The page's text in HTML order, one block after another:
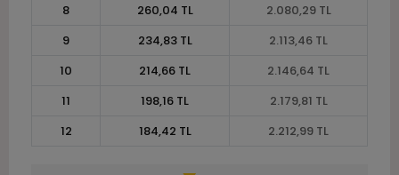
8
260,04 TL
2.080,29 TL
9
234,83 TL
2.113,46 TL
10
214,66 TL
2.146,64 TL
11
198,16 TL
2.179,81 TL
12
184,42 TL 2.212,99 TL